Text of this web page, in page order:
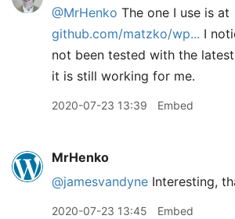
@MrHenko The one I use is at
github.com/matzko/wp... I
not been tested with the
it is still working for me.
2020-07-23 13:39 Embed
MrHenko
@jamesvandyne Interesting,
2020-07-23 13:45 Embed